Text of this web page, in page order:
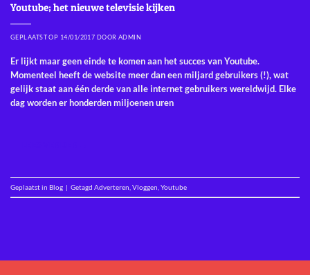
Youtube; het nieuwe televisie kijken
GEPLAATST OP 14/01/2017 DOORADMIN
Er lijkt maar geen einde te komen aan het succes van Youtube.
Momenteel heeft de website meer dan een miljard gebruikers (!), wat
gelijk staat aan één derde van alle internet gebruikers wereldwijd. Elke
dag worden er honderden miljoenen uren
Geplaatst in Blog | Getagd Adverteren Vloggen Youtube